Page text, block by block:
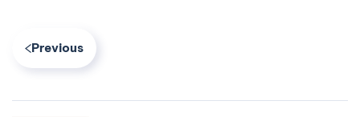
Previous